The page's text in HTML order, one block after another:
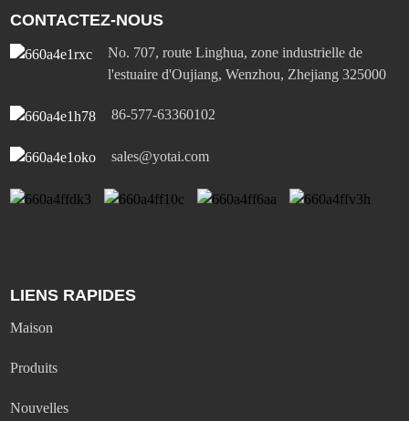
CONTACTEZ-NOUS
No. 707, route Linghua, zone industrielle de
l'estuaire d'Oujiang, Wenzhou, Zhejiang 325000
86-577-63360102
sales@yotai.com
LIENS RAPIDES
Maison
Produits
Nouvelles